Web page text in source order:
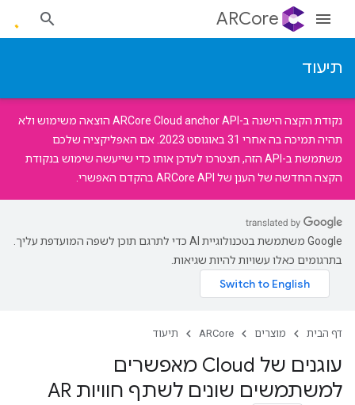
ARCore
תיעוד
נקודת הקצה הישנה ב- ARCore Cloud anchor API הוצאה משימוש ולא
תהיה תמיכה בה אחרי 31 באוגוסט 2023. אם האפליקציה שלכם
משתמשת ב-API הזה, תצטרכו
לעדכן אותו כדי שייעשה שימוש בנקודת
הקצה החדשה של הענן של ARCore API בהקדם האפשרי.
‫Google משתמשת בטכנולוגיית AI כדי לתרגם תוכן לשפה המועדפת עליך.
בתרגומים כאלו עשויות להיות שגיאות.
דף הבית מוצרים ARCore תיעוד
עוגנים של Cloud מאפשרים
למשתמשים שונים לשתף חוויות AR